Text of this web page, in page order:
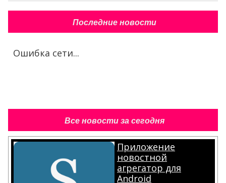
Последние новости
Ошибка сети...
Все новости за сегодня
Приложение
новостной
агрегатор для
Android